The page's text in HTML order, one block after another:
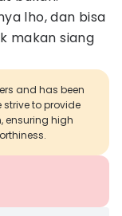
lho, dan bisa
makan siang
and has been
strive to provide
ensuring high